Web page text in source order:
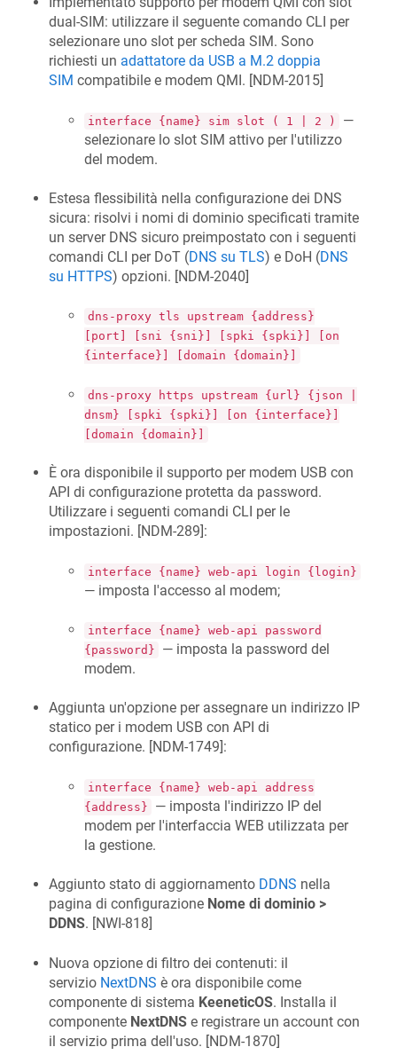
dual-SIM: utilizzare il seguente comando CLI per
selezionare uno slot per scheda SIM. Sono
richiesti un adattatore da USB a M.2 doppia
SIM compatibile e modem QMI. [NDM-2015]
interface {name} sim slot ( 1 | 2 )
—
selezionare lo slot SIM attivo per l'utilizzo
del modem.
Estesa flessibilità nella configurazione dei DNS
sicura: risolvi i nomi di dominio specificati tramite
un server DNS sicuro preimpostato con i seguenti
comandi CLI per DoT (DNS su TLS) e DoH (DNS
su HTTPS) opzioni. [NDM-2040]
dns-proxy tls upstream {address}
[port] [sni {sni}] [spki {spki}] [on
{interface}] [domain {domain}]
dns-proxy https upstream {url} {json |
dnsm} [spki {spki}] [on {interface}]
[domain {domain}]
È ora disponibile il supporto per modem USB con
API di configurazione protetta da password.
Utilizzare i seguenti comandi CLI per le
impostazioni. [NDM-289]:
interface {name} web-api login {login}
— imposta l'accesso al modem;
interface {name} web-api password
{password}
— imposta la password del
modem.
Aggiunta un'opzione per assegnare un indirizzo IP
statico per i modem USB con API di
configurazione. [NDM-1749]:
interface {name} web-api address
{address}
— imposta l'indirizzo IP del
modem per l'interfaccia WEB utilizzata per
la gestione.
Aggiunto stato di aggiornamento DDNS nella
pagina di configurazione Nome di dominio >
DDNS. [NWI-818]
Nuova opzione di filtro dei contenuti: il
servizio NextDNS è ora disponibile come
componente di sistema KeeneticOS. Installa il
componente NextDNS e registrare un account con
il servizio prima dell'uso. [NDM-1870]